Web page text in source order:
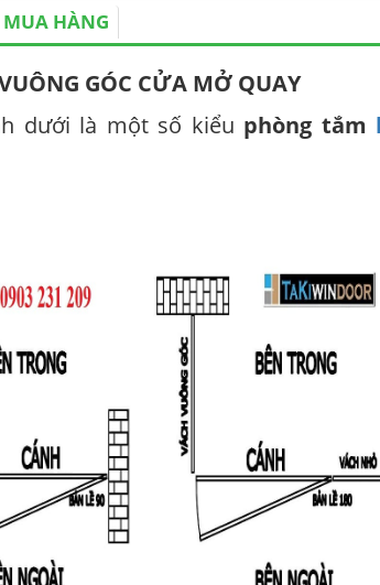
HÀNG
GÓC CỬA MỞ QUAY
dưới là một số kiểu phòng tắm